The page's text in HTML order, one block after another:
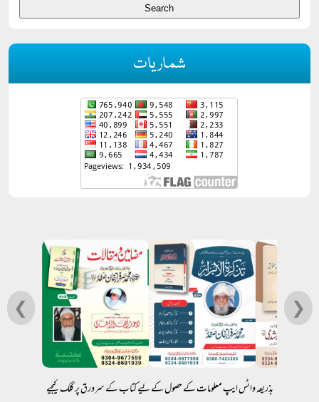
شماریات
❮ ❯
بذریعہ واٹس ایپ معلومات کے حصول کے لیے کتاب کے سرورق پر کلک کیجیے